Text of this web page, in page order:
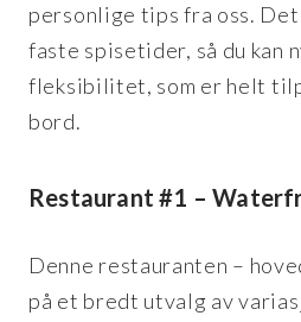
personlige tips fra oss.
faste spisetider, så du kan
fleksibilitet, som er helt
bord.
Restaurant #1 –
Denne restauranten –
på et bredt utvalg av